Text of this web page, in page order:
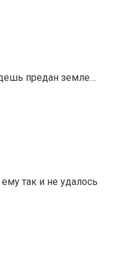
предан земле…
так и не удалось